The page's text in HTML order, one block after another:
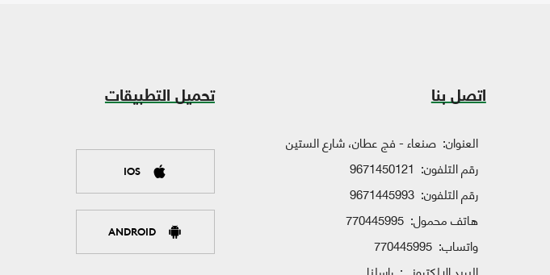
اتصل بنا
العنوان: صنعاء - فج عطان، شارع الستين
رقم التلفون: 9671450121
رقم التلفون: 9671445993
هاتف محمول: 770445995
واتساب: 770445995
تحميل التطبيقات
IOS
ANDROID